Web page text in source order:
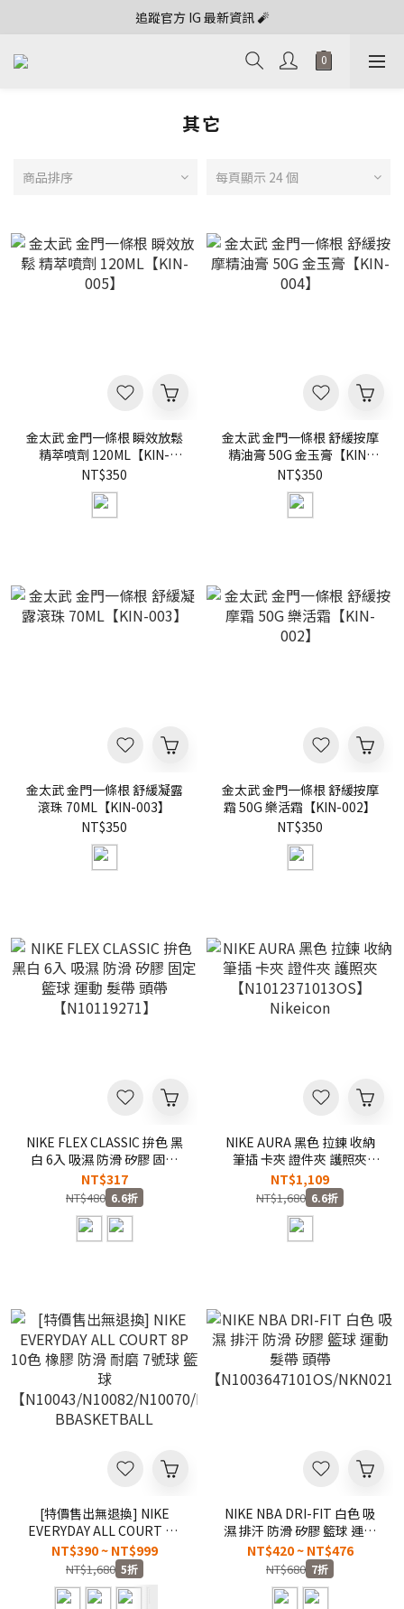
追蹤官方 IG 最新資訊 🧨
其它
商品排序 每頁顯示 24 個
金太武 金門一條根 瞬效放鬆
精萃噴劑 120ML【KIN-
005】
NT$350
金太武 金門一條根 舒緩按摩
精油膏 50G 金玉膏【KIN-
004】
NT$350
金太武 金門一條根 舒緩凝露
滾珠 70ML【KIN-003】
NT$350
金太武 金門一條根 舒緩按摩
霜 50G 樂活霜【KIN-002】
NT$350
NIKE FLEX CLASSIC 拚色 黑
白 6入 吸濕 防滑 矽膠 固定
籃球 運動 髮帶 頭帶
【N10119271】
NT$317
NT$480 6.6折
NIKE AURA 黑色 拉鍊 收納
筆插 卡夾 證件夾 護照夾
【N1012371013OS】
Nikeicon
NT$1,109
NT$1,680 6.6折
[特價售出無退換] NIKE
EVERYDAY ALL COURT 8P
10色 橡膠 防滑 耐磨 7號球
籃球
【N10043/N10082/N10070/N10043】
BBASKETBALL
NT$390 ~ NT$999
NT$1,680 5折
NIKE NBA DRI-FIT 白色 吸
濕 排汗 防滑 矽膠 籃球 運動
髮帶 頭帶
【N1003647101OS/
NT$420 ~ NT$476
NT$680 7折